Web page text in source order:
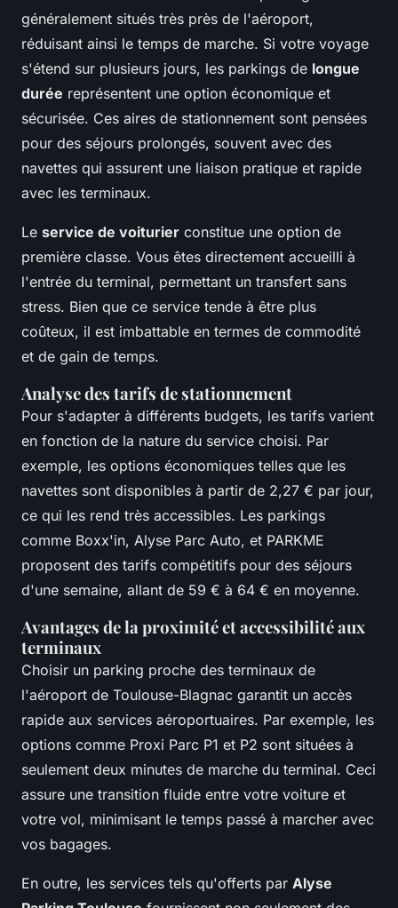
généralement situés très près de l'aéroport,
réduisant ainsi le temps de marche. Si votre voyage
s'étend sur plusieurs jours, les parkings de longue
durée représentent une option économique et
sécurisée. Ces aires de stationnement sont pensées
pour des séjours prolongés, souvent avec des
navettes qui assurent une liaison pratique et rapide
avec les terminaux.
Le service de voiturier constitue une option de
première classe. Vous êtes directement accueilli à
l'entrée du terminal, permettant un transfert sans
stress. Bien que ce service tende à être plus
coûteux, il est imbattable en termes de commodité
et de gain de temps.
Analyse des tarifs de stationnement
Pour s'adapter à différents budgets, les tarifs varient
en fonction de la nature du service choisi. Par
exemple, les options économiques telles que les
navettes sont disponibles à partir de 2,27 € par jour,
ce qui les rend très accessibles. Les parkings
comme Boxx'in, Alyse Parc Auto, et PARKME
proposent des tarifs compétitifs pour des séjours
d'une semaine, allant de 59 € à 64 € en moyenne.
Avantages de la proximité et accessibilité aux
terminaux
Choisir un parking proche des terminaux de
l'aéroport de Toulouse-Blagnac garantit un accès
rapide aux services aéroportuaires. Par exemple, les
options comme Proxi Parc P1 et P2 sont situées à
seulement deux minutes de marche du terminal. Ceci
assure une transition fluide entre votre voiture et
votre vol, minimisant le temps passé à marcher avec
vos bagages.
En outre, les services tels qu'offerts par Alyse